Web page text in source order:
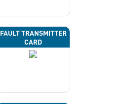
FAULT TRANSMITTER
CARD